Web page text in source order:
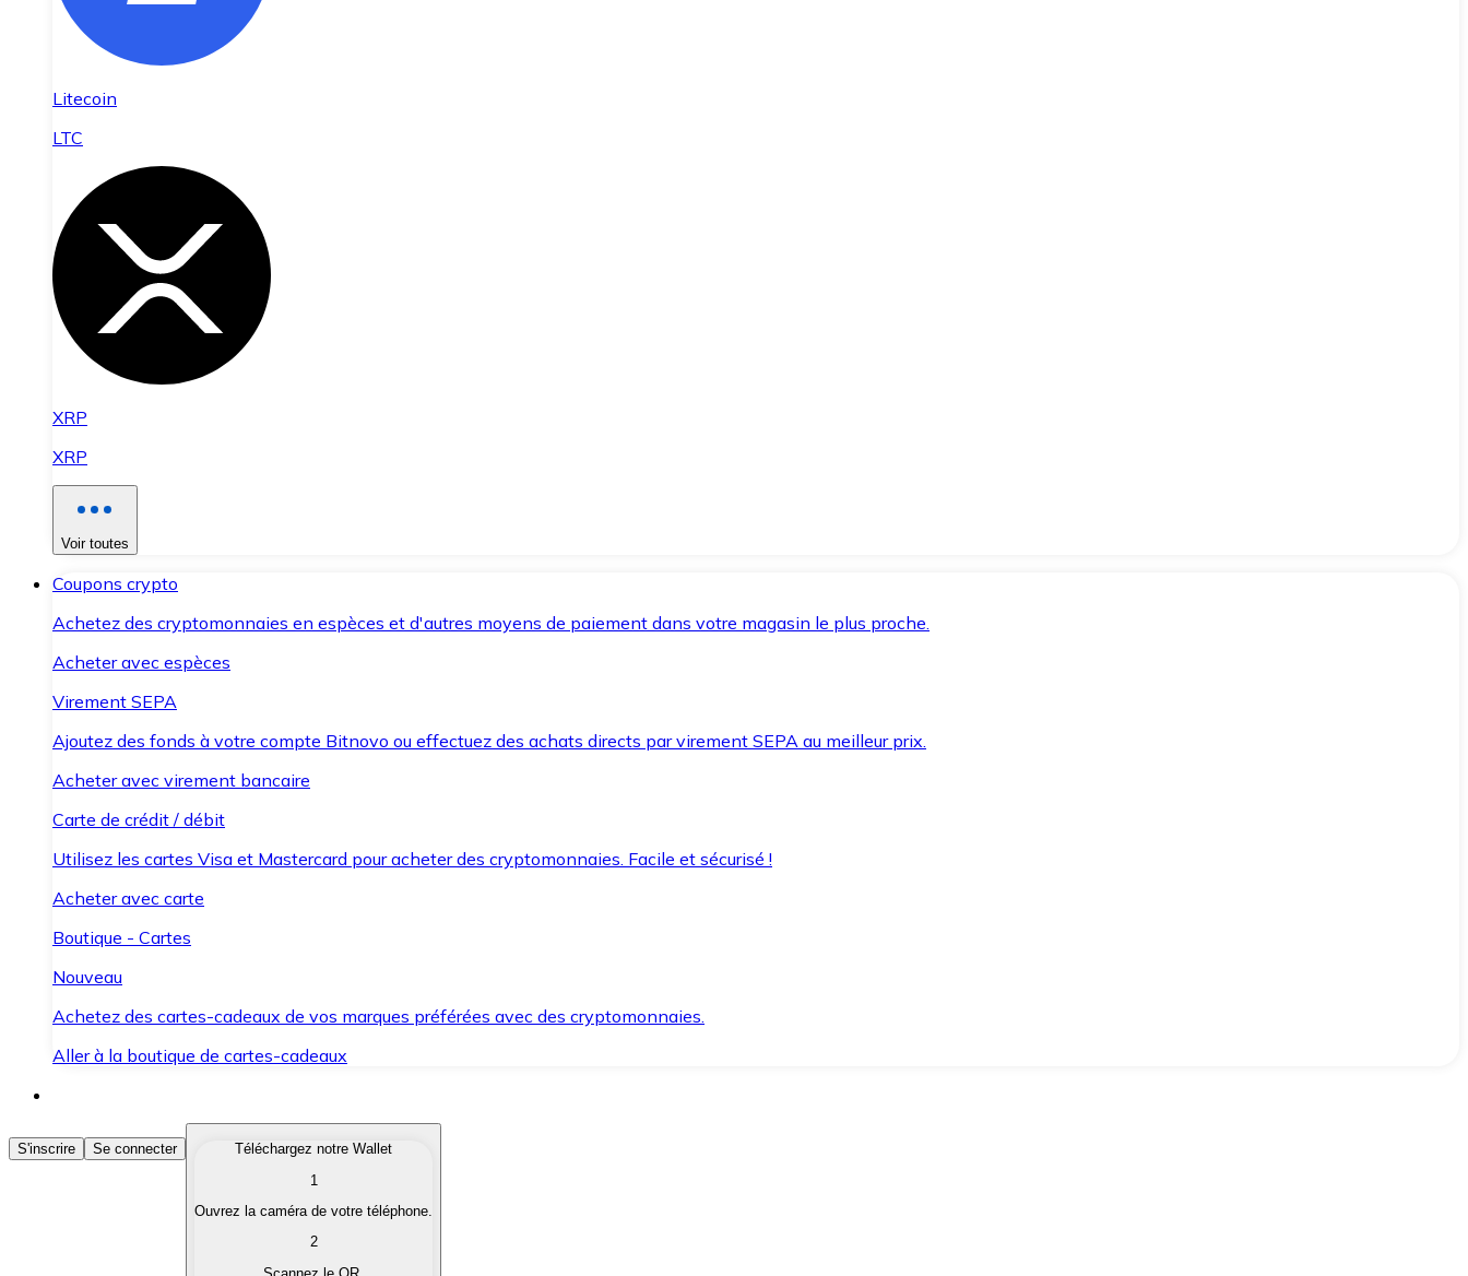
Litecoin
LTC
XRP
XRP
Voir toutes
Coupons crypto
Achetez des cryptomonnaies en espèces et d'autres moyens de paiement dans votre magasin le plus proche.
Acheter avec espèces
Virement SEPA
Ajoutez des fonds à votre compte Bitnovo ou effectuez des achats directs par virement SEPA au meilleur prix.
Acheter avec virement bancaire
Carte de crédit / débit
Utilisez les cartes Visa et Mastercard pour acheter des cryptomonnaies. Facile et sécurisé !
Acheter avec carte
Boutique - Cartes
Nouveau
Achetez des cartes-cadeaux de vos marques préférées avec des cryptomonnaies.
Aller à la boutique de cartes-cadeaux
Acheter des Cryptomonnaies
Achetez les cryptomonnaies qui vous intéressent rapidement et en toute sécurité.
Convertissez vos cryptomonnaies en monnaie fiduciaire lorsque vous en avez besoin.
S'inscrire Se connecter
Téléchargez notre Wallet
1
Ouvrez la caméra de votre téléphone.
2